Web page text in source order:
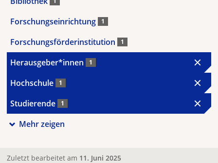
Forschungseinrichtung 1
Forschungsförderinstitution 1
Herausgeber*innen 1
Hochschule 1
Studierende 1
Mehr zeigen
Zuletzt bearbeitet am 11. Juni 2025